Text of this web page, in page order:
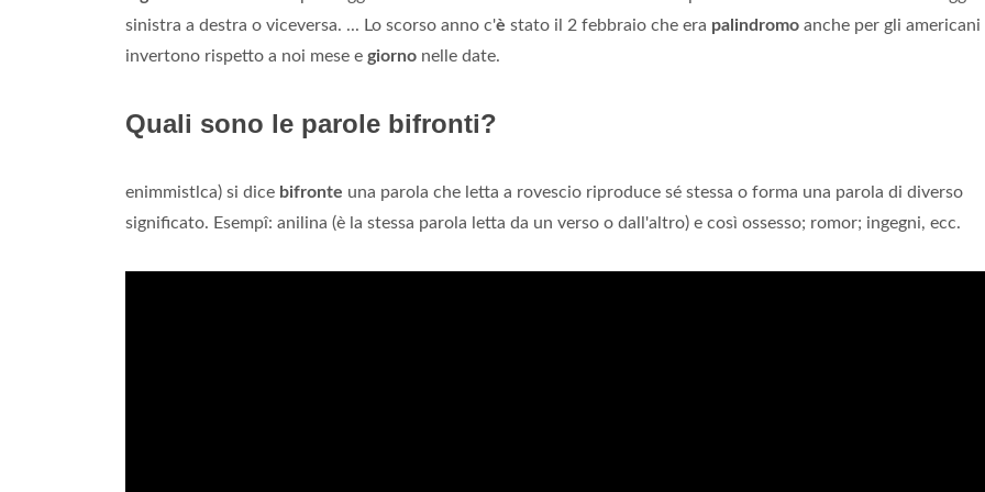
sinistra a destra o viceversa. ... Lo scorso anno c'è stato il 2 febbraio che era palindromo anche per gli americani
invertono rispetto a noi mese e giorno nelle date.
Quali sono le parole bifronti?
enimmistlca) si dice bifronte una parola che letta a rovescio riproduce sé stessa o forma una parola di diverso
significato. Esempî: anilina (è la stessa parola letta da un verso o dall'altro) e così ossesso; romor; ingegni, ecc.